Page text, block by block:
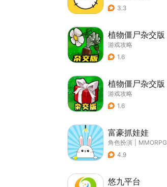
3.3
植物僵尸杂交版
游戏攻略
1.6
植物僵尸杂交版
游戏攻略
1.6
富豪抓娃娃
角色扮演 MMORPG
4.9
悠九平台